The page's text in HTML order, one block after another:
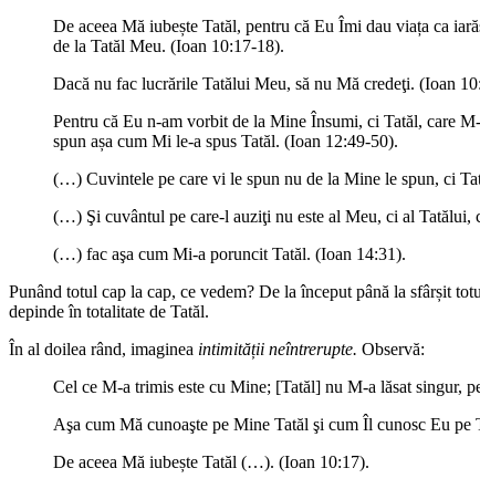
De aceea Mă iubește Tatăl, pentru că Eu Îmi dau viața ca
de la Tatăl Meu. (Ioan 10:17-18).
Dacă nu fac lucrările Tatălui Meu, să nu Mă credeţi. (Ioan
Pentru că Eu n-am vorbit de la Mine Însumi, ci Tatăl, care
spun așa cum Mi le-a spus Tatăl. (Ioan 12:49-50).
(…) Cuvintele pe care vi le spun nu de la Mine le spun, ci
(…) Şi cuvântul pe care-l auziţi nu este al Meu, ci al Tatălui,
(…) fac aşa cum Mi-a poruncit Tatăl. (Ioan 14:31).
Punând totul cap la cap, ce vedem? De la început până la sfârșit
depinde în totalitate de Tatăl.
În al doilea rând, imaginea intimității neîntrerupte. Observă:
Cel ce M-a trimis este cu Mine; [Tatăl] nu M-a lăsat singur,
Aşa cum Mă cunoaşte pe Mine Tatăl şi cum Îl cunosc Eu
De aceea Mă iubește Tatăl (…). (Ioan 10:17).